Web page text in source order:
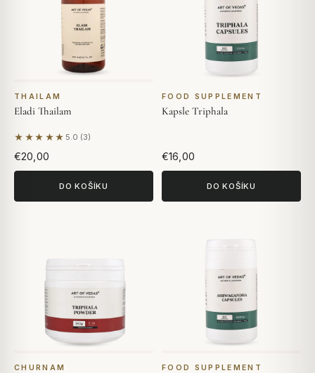
THAILAM
Eladi Thailam
★★★★★ 5.0 (3)
Na základě 3 hodnocení
€20,00
DO KOŠÍKU
FOOD SUPPLEMENT
Kapsle Triphala
€16,00
DO KOŠÍKU
CHURNAM FOOD SUPPLEMENT